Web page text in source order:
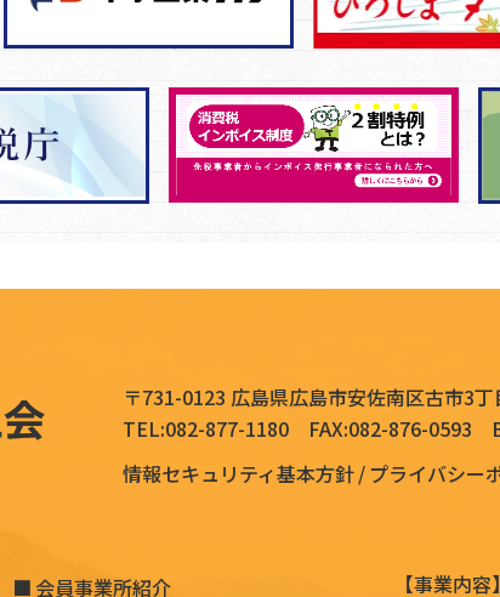
〒731-0123 広島県広島市安佐南区古市3
TEL:082-877-1180 FAX:082-876-0593
情報セキュリティ基本方針 プライバシー
会員事業所紹介 【事業内容】